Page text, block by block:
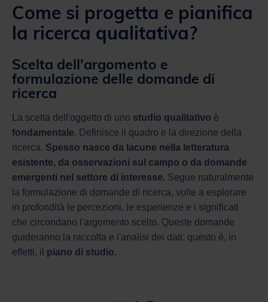
Come si progetta e pianifica
la ricerca qualitativa?
Scelta dell'argomento e
formulazione delle domande di
ricerca
La scelta dell'oggetto di uno studio qualitativo è
fondamentale. Definisce il quadro e la direzione della
ricerca. Spesso nasce da lacune nella letteratura
esistente, da osservazioni sul campo o da domande
emergenti nel settore di interesse. Segue naturalmente
la formulazione di domande di ricerca, volte a esplorare
in profondità le percezioni, le esperienze e i significati
che circondano l'argomento scelto. Queste domande
guideranno la raccolta e l'analisi dei dati: questo è, in
effetti, il piano di studio.